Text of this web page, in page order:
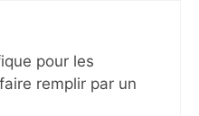
pour les
remplir par un